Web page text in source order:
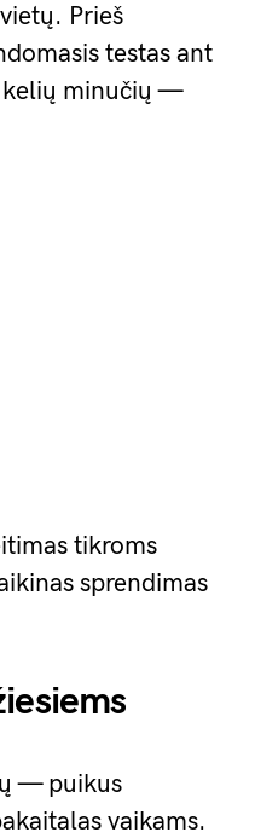
Prieš
testas ant
kelių minučių —
tikroms
sprendimas
— puikus
vaikams.